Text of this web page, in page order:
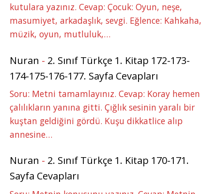
kutulara yazınız. Cevap: Çocuk: Oyun, neşe,
masumiyet, arkadaşlık, sevgi. Eğlence: Kahkaha,
müzik, oyun, mutluluk,…
Nuran - 2. Sınıf Türkçe 1. Kitap 172-173-
174-175-176-177. Sayfa Cevapları
Soru: Metni tamamlayınız. Cevap: Koray hemen
çalılıkların yanına gitti. Çığlık sesinin yaralı bir
kuştan geldiğini gördü. Kuşu dikkatlice alıp
annesine…
Nuran - 2. Sınıf Türkçe 1. Kitap 170-171.
Sayfa Cevapları